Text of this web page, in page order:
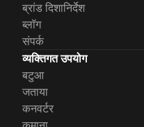
ब्रांड दिशानिर्देश
ब्लॉग
संपर्क
व्यक्तिगत उपयोग
बटुआ
जताया
कनवर्टर